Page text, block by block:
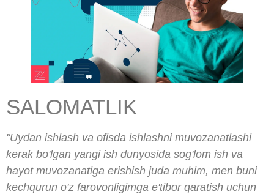
SALOMATLIK
"Uydan ishlash va ofisda ishlashni muvozanatlashi
kerak bo'lgan yangi ish dunyosida sog'lom ish va
hayot muvozanatiga erishish juda muhim, men buni
kechqurun o'z farovonligimga e'tibor qaratish uchun